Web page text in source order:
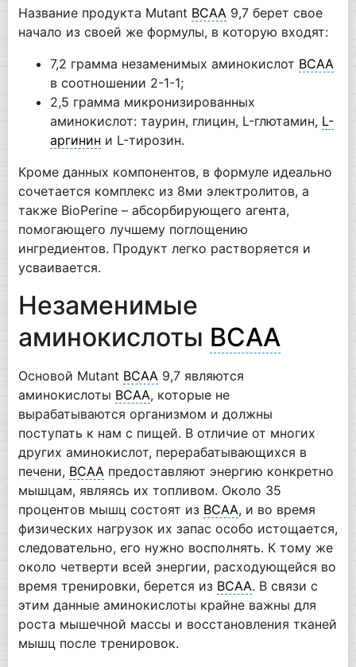
Название продукта Mutant BCAA 9,7 берет свое
начало из своей же формулы, в которую входят:
7,2 грамма незаменимых аминокислот BCAA
в соотношении 2-1-1;
2,5 грамма микронизированных
аминокислот: таурин, глицин, L-глютамин, L-
аргинин и L-тирозин.
Кроме данных компонентов, в формуле идеально
сочетается комплекс из 8ми электролитов, а
также BioPerine – абсорбирующего агента,
помогающего лучшему поглощению
ингредиентов. Продукт легко растворяется и
усваивается.
Незаменимые
аминокислоты ВСАА
Основой Mutant BCAA 9,7 являются
аминокислоты ВСАА, которые не
вырабатываются организмом и должны
поступать к нам с пищей. В отличие от многих
других аминокислот, перерабатывающихся в
печени, ВСАА предоставляют энергию конкретно
мышцам, являясь их топливом. Около 35
процентов мышц состоят из ВСАА, и во время
физических нагрузок их запас особо истощается,
следовательно, его нужно восполнять. К тому же
около четверти всей энергии, расходующейся во
время тренировки, берется из ВСАА. В связи с
этим данные аминокислоты крайне важны для
роста мышечной массы и восстановления тканей
мышц после тренировок.